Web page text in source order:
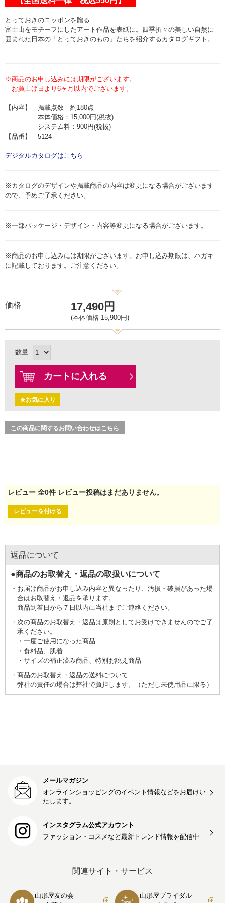
とっておきのニッポンを贈る
富士山をモチーフにしたアート作品を表紙に。四季折々の美しい自然に
囲まれた日本の「とっておきのもの」たちを紹介するカタログギフト。
※商品のお申し込みには期限がございます。
お買上げ日より6ヶ月以内でございます。
【内容】 掲載点数 約180点
本体価格：15,000円(税抜)
システム料：900円(税抜)
【品番】 5124
デジタルカタログはこちら
※カタログのデザインや掲載商品の内容は変更になる場合がございます
ので、予めご了承ください。
※一部パッケージ・デザイン・内容等変更になる場合がございます。
※商品のお申し込みには期限がございます。お申し込み期限は、ハガキ
に記載しております。ご注意ください。
価格 17,490円
(本体価格 15,900円)
数量
カートに入れる
★お気に入り
この商品に関するお問い合わせはこちら
レビュー 全0件 レビュー投稿はまだありません。
レビューを付ける
返品について
●商品のお取替え・返品の取扱いについて
お届け商品がお申し込み内容と異なったり、汚損・破損があった場
合はお取替え・返品を承ります。
商品到着日から７日以内に当社までご連絡ください。
次の商品のお取替え・返品は原則としてお受けできませんのでご了
承ください。
一度ご使用になった商品
食料品、肌着
サイズの補正済み商品、特別お誂え商品
商品のお取替え・返品の送料について
弊社の責任の場合は弊社で負担します。（ただし未使用品に限る）
メールマガジン
オンラインショッピングのイベント情報などをお届けい
たします。
インスタグラム公式アカウント
ファッション・コスメなど最新トレンド情報を配信中
関連サイト・サービス
山形屋友の会
山形屋ブライダル